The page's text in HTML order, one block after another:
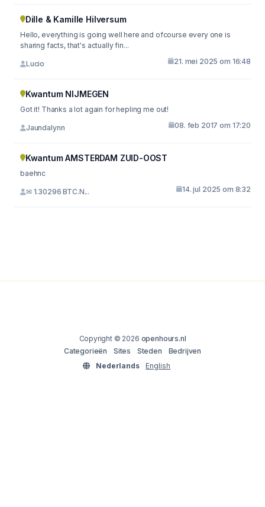
Dille & Kamille Hilversum
Hello, everything is going well here and ofcourse every one is
sharing facts, that's actually fin...
Lucio 21. mei 2025 om 16:48
Kwantum NIJMEGEN
Got it! Thanks a lot again for hepling me out!
Jaundalynn 08. feb 2017 om 17:20
Kwantum AMSTERDAM ZUID-OOST
baehnc
✉ 1.30296 BTC.N... 14. jul 2025 om 8:32
Copyright © 2026 openhours.nl
Categorieën
Sites Steden
Bedrijven
Nederlands
English